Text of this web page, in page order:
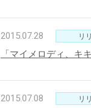
2015.07.28 リ
「マイメロディ、キ
2015.07.08 リ